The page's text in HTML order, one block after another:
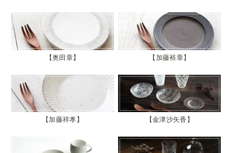
奥田章 加藤裕章
加藤祥孝 金津沙矢香